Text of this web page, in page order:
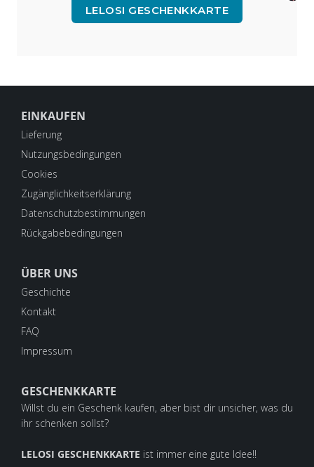
LELOSI GESCHENKKARTE
EINKAUFEN
Lieferung
Nutzungsbedingungen
Cookies
Zugänglichkeitserklärung
Datenschutzbestimmungen
Rückgabebedingungen
ÜBER UNS
Geschichte
Kontakt
FAQ
Impressum
GESCHENKKARTE
Willst du ein Geschenk kaufen, aber bist dir unsicher, was du
ihr schenken sollst?
LELOSI GESCHENKKARTE ist immer eine gute Idee!!